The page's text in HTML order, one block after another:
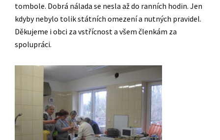
tombole. Dobrá nálada se nesla až do ranních hodin. Jen
kdyby nebylo tolik státních omezení a nutných pravidel.
Děkujeme i obci za vstřícnost a všem členkám za
spolupráci.